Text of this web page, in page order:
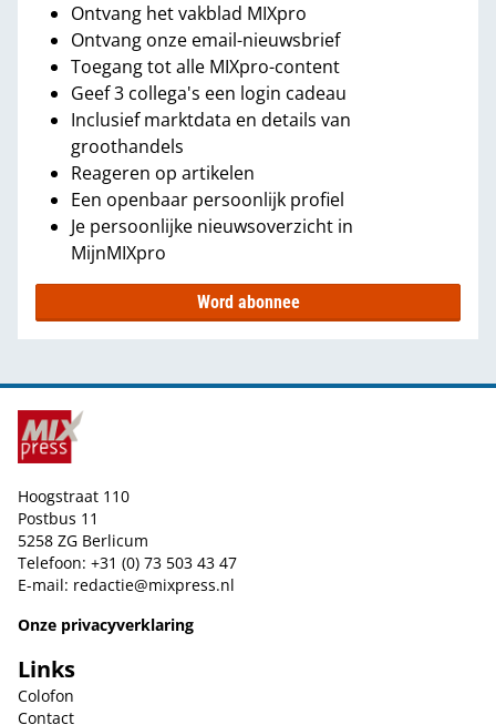
Ontvang het vakblad MIXpro
Ontvang onze email-nieuwsbrief
Toegang tot alle MIXpro-content
Geef 3 collega's een login cadeau
Inclusief marktdata en details van
groothandels
Reageren op artikelen
Een openbaar persoonlijk profiel
Je persoonlijke nieuwsoverzicht in
MijnMIXpro
Word abonnee
Hoogstraat 110
Postbus 11
5258 ZG Berlicum
Telefoon: +31 (0) 73 503 43 47
E-mail: redactie@mixpress.nl
Onze privacyverklaring
Links
Colofon
Contact